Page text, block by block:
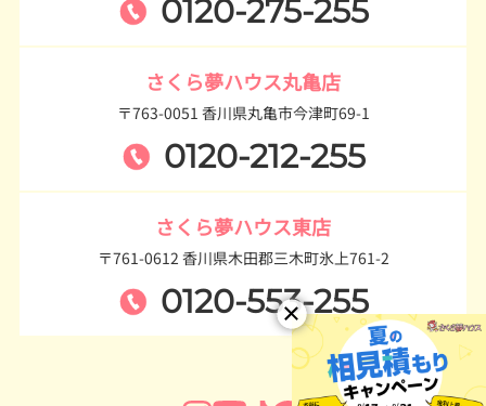
0120-275-255
さくら夢ハウス丸亀店
〒763-0051 香川県丸亀市今津町69-1
0120-212-255
さくら夢ハウス東店
〒761-0612 香川県木田郡三木町氷上761-2
0120-553-255